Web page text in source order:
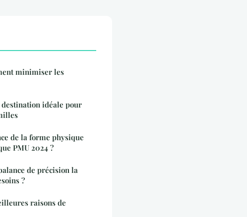
minimiser les
de la forme physique
PMU 2024 ?
de précision la
?
raisons de